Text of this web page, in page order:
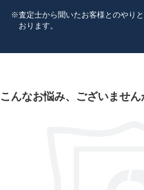
ザインと竹の質で判断し買
ただきました。
査定士から聞いたお客様とのやり
おります。
こんなお悩み、 ございません